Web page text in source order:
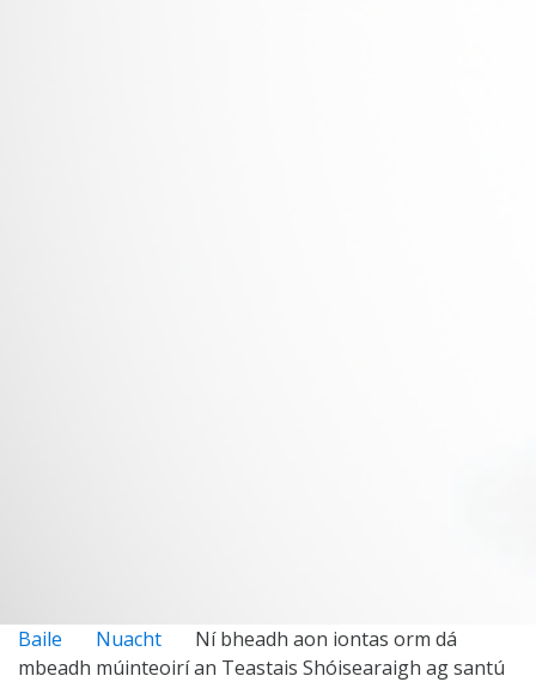
Baile Nuacht
Ní bheadh aon iontas orm dá
mbeadh múinteoirí an Teastais Shóisearaigh ag santú